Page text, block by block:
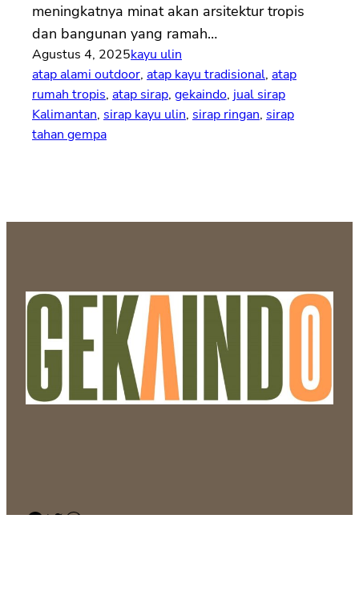
meningkatnya minat akan arsitektur tropis
dan bangunan yang ramah…
Agustus 4, 2025kayu ulin
atap alami outdoor, atap kayu tradisional, atap
rumah tropis, atap sirap, gekaindo, jual sirap
Kalimantan, sirap kayu ulin, sirap ringan, sirap
tahan gempa
Facebook
Twitter
WordPress